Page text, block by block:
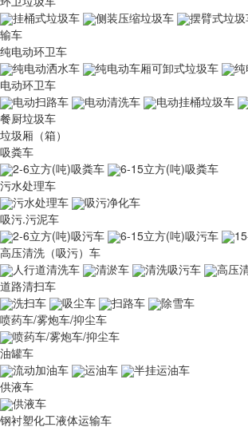
挂桶式垃圾车
侧装压缩垃圾车 摆臂式垃
输车
纯电动环卫车
纯电动洒水车
纯电动车厢可卸式垃圾车
电动环卫车
电动扫路车
电动清洗车 电动挂桶垃圾车
餐厨垃圾车
垃圾厢（箱）
吸粪车
2-6立方(吨)吸粪车
6-15立方(吨)吸粪车
污水处理车
污水处理车
吸污净化车
吸污.污泥车
2-6立方(吨)吸污车
6-15立方(吨)吸污车
高压清洗（吸污）车
人行道清洗车
清淤车 清洗吸污车 高压
道路清扫车
洗扫车
吸尘车 扫路车
除雪车
喷药车/雾炮车/抑尘车
喷药车/雾炮车/抑尘车
油罐车
流动加油车
运油车
半挂运油车
供液车
供液车
钢衬塑化工液体运输车